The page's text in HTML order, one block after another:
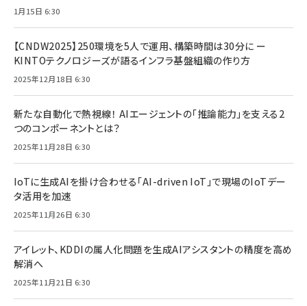
1月15日 6:30
【CNDW2025】250環境を5人で運用、構築時間は30分に ー
KINTOテクノロジーズが語るインフラ基盤組織の作り方
2025年12月18日 6:30
新たな自動化で熱視線！ AIエージェントの「推論能力」を支える2
つのコンポーネントとは？
2025年11月28日 6:30
IoTに生成AIを掛け合わせる「AI-driven IoT」で現場のIoTデー
タ活用を加速
2025年11月26日 6:30
アイレット、KDDIの属人化問題を生成AIアシスタントの精度を高め
解消へ
2025年11月21日 6:30